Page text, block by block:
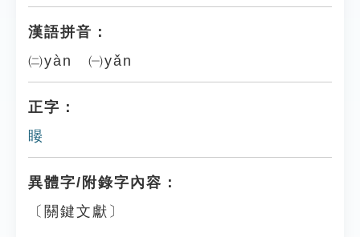
漢語拼音：
㈡yàn ㈠yǎn
正字：
䁙
異體字/附錄字內容：
〔關鍵文獻〕